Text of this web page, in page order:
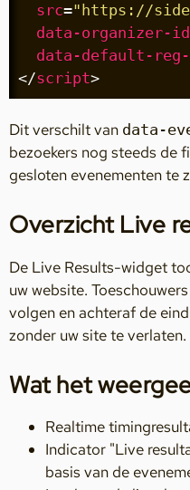
src="https://
data-organizer-
data-default-
</script>
Dit verschilt van data-
bezoekers nog steeds de
gesloten evenementen te
Overzicht Live
De Live Results-widget
uw website.
volgen en achteraf de
zonder uw site te verlaten.
Wat het
Realtime
Indicator "Live
basis van de